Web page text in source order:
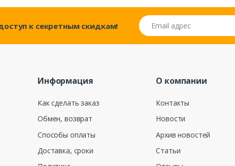
к секретным скидкам!
Email адрес
Информация
Как сделать заказ
Обмен, возврат
Способы оплаты
Доставка, сроки
О компании
Контакты
Новости
Архив новостей
Статьи